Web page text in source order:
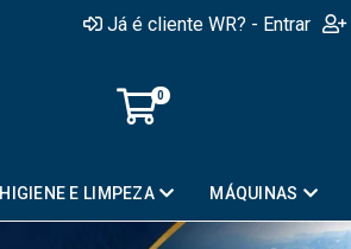
Já é cliente WR? - Entrar
0
HIGIENE E LIMPEZA MÁQUINAS